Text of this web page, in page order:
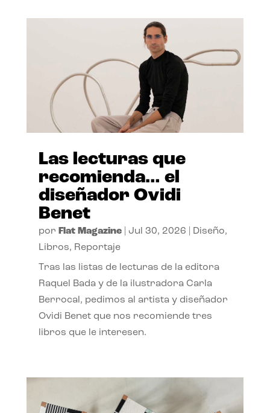
Las lecturas que
recomienda… el
diseñador Ovidi
Benet
por Flat Magazine| Jul 30, 2026 Diseño,
Libros, Reportaje
Tras las listas de lecturas de la editora
Raquel Bada y de la ilustradora Carla
Berrocal, pedimos al artista y diseñador
Ovidi Benet que nos recomiende tres
libros que le interesen.